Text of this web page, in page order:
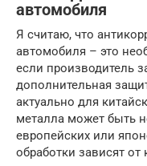
автомобиля
Я считаю, что
автомобиля – это
если производитель
дополнительная
актуально для
металла может быть
европейских или
обработки зависят